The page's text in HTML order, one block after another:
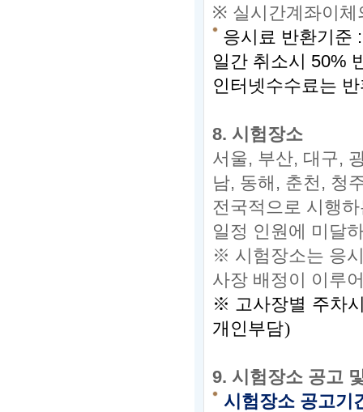
※ 실시간계좌이
응시료 반환기준
일간 취소시 50%
인터넷수수료는
8. 시험장소
서울, 부산, 대구,
남, 동해, 춘천, 청
전국적으로 시행
일정 인원에 미달
※ 시험장소는 응
사장 배정이 이루
※ 고사장별 주차
개인부담)
9. 시험장소 공고
시험장소 공고기